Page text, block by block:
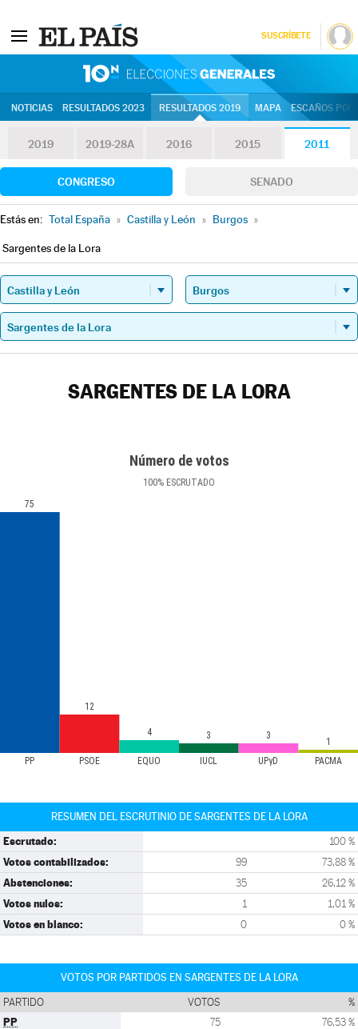
SUSCRÍBETE
NOTICIAS RESULTADOS 2023 RESULTADOS 2019 MAPA ESCAÑOS
2019 2019-28A 2016 2015 2011
CONGRESO SENADO
Estás en: Total España » Castilla y León » Burgos »
Sargentes de la Lora
SARGENTES DE LA LORA
Número de votos
100% ESCRUTADO
PP PSOE EQUO IUCL UPyD PACMA
75
12
4 3 3
1
RESUMEN DEL ESCRUTINIO DE SARGENTES DE LA LORA
Escrutado: 100 %
Votos contabilizados: 99 73,88 %
Abstenciones: 35 26,12 %
Votos nulos: 1 1,01 %
Votos en blanco: 0 0 %
VOTOS POR PARTIDOS EN SARGENTES DE LA LORA
PARTIDO VOTOS %
PP 75 76,53 %